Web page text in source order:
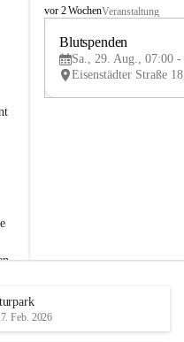
B
e
u
e
d
vor 2 WochenVeranstaltung
Blutspenden
Sa., 29. Aug., 07:00 -
Feb. 2026